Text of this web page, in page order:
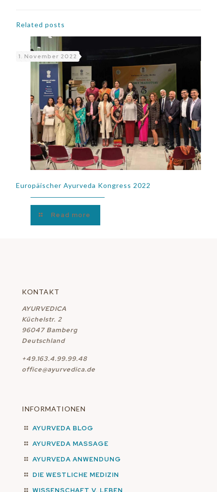
Related posts
1. November 2022
Europäischer Ayurveda Kongress 2022
Read more
KONTAKT
AYURVEDICA
Küchelstr. 2
96047 Bamberg
Deutschland
+49.163.4.99.99.48
office@ayurvedica.de
INFORMATIONEN
AYURVEDA BLOG
AYURVEDA MASSAGE
AYURVEDA ANWENDUNG
DIE WESTLICHE MEDIZIN